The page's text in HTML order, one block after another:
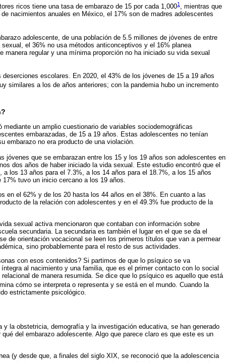
ricos tiene una tasa de embarazo de 15 por cada 1,0001 , mientras que
nacimientos anuales en México, el 17% son de madres adolescentes
adolescente, de una población de 5.5 millones de jóvenes de entre
el 36% no usa métodos anticonceptivos y el 16% planea
regular y una mínima proporción no ha iniciado su vida sexual
escolares. En 2020, el 43% de los jóvenes de 15 a 19 años
similares a los de años anteriores; con la pandemia hubo un incremento
un amplio cuestionario de variables sociodemográficas
embarazadas, de 15 a 19 años. Estas adolescentes no tenían
embarazo no era producto de una violación.
jóvenes que se embarazan entre los 15 y los 19 años son adolescentes en
dos años de haber iniciado la vida sexual. Este estudio encontró que el
los 13 años para el 7.3%, a los 14 años para el 18.7%, a los 15 años
tuvo un inicio cercano a los 19 años.
en el 62% y de los 20 hasta los 44 años en el 38%. En cuanto a las
de la relación con adolescentes y en el 49.3% fue producto de la
sexual activa mencionaron que contaban con información sobre
secundaria. La secundaria es también el lugar en el que se da el
de orientación vocacional se leen los primeros títulos que van a permear
sino probablemente para el resto de sus actividades.
con esos contenidos? Si partimos de que lo psíquico se va
al nacimiento y una familia, que es el primer contacto con lo social
de manera resumida. Se dice que lo psíquico es aquello que está
cómo se interpreta o representa y se está en el mundo. Cuando la
estrictamente psicológico.
la obstetricia, demografía y la investigación educativa, se han generado
del embarazo adolescente. Algo que parece claro es que este es un
(y desde que, a finales del siglo XIX, se reconoció que la adolescencia